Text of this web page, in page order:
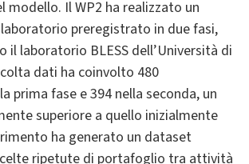
modello. Il WP2 ha realizzato un
preregistrato in due fasi,
il laboratorio BLESS dell’Università di
dati ha coinvolto 480
prima fase e 394 nella seconda, un
superiore a quello inizialmente
ha generato un dataset
ripetute di portafoglio tra attività